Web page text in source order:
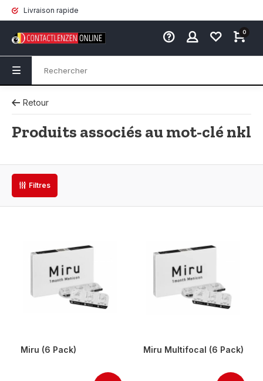
Livraison rapide
0
Retour
Produits associés au mot-clé nkl
Filtres
Miru (6 Pack) Miru Multifocal (6 Pack)